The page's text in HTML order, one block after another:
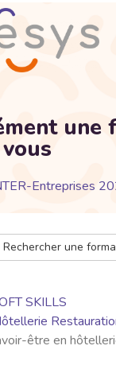
une
Entreprises
Rechercher une
SKILLS
être en